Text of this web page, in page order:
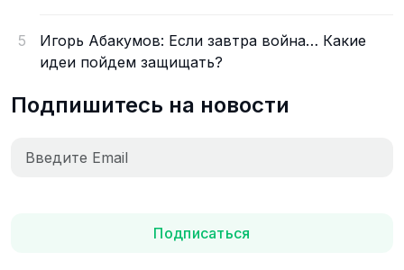
5
Игорь Абакумов: Если завтра война… Какие
идеи пойдем защищать?
Подпишитесь на новости
Подписаться